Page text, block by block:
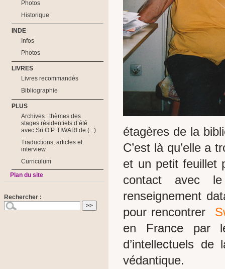
étagères de la
C’est là qu’elle a
et un petit feuillet
contact avec
renseignement
pour rencontrer
en France par
d’intellectuels de
védantique.
Photos
Historique
INDE
Infos
Photos
LIVRES
Livres recommandés
Bibliographie
PLUS
Archives : thèmes des
stages résidentiels d’été
avec Sri O.P. TIWARI de (...)
Traductions, articles et
interview
Curriculum
Plan du site
Rechercher :